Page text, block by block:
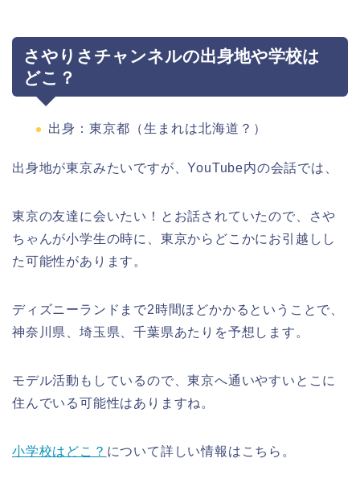
さやりさチャンネルの出身地や学校は
どこ？
出身：東京都（生まれは北海道？）
出身地が東京みたいですが、YouTube内の会話では、
東京の友達に会いたい！とお話されていたので、さや
ちゃんが小学生の時に、東京からどこかにお引越しし
た可能性があります。
ディズニーランドまで2時間ほどかかるということで、
神奈川県、埼玉県、千葉県あたりを予想します。
モデル活動もしているので、東京へ通いやすいとこに
住んでいる可能性はありますね。
小学校はどこ？ について詳しい情報はこちら。